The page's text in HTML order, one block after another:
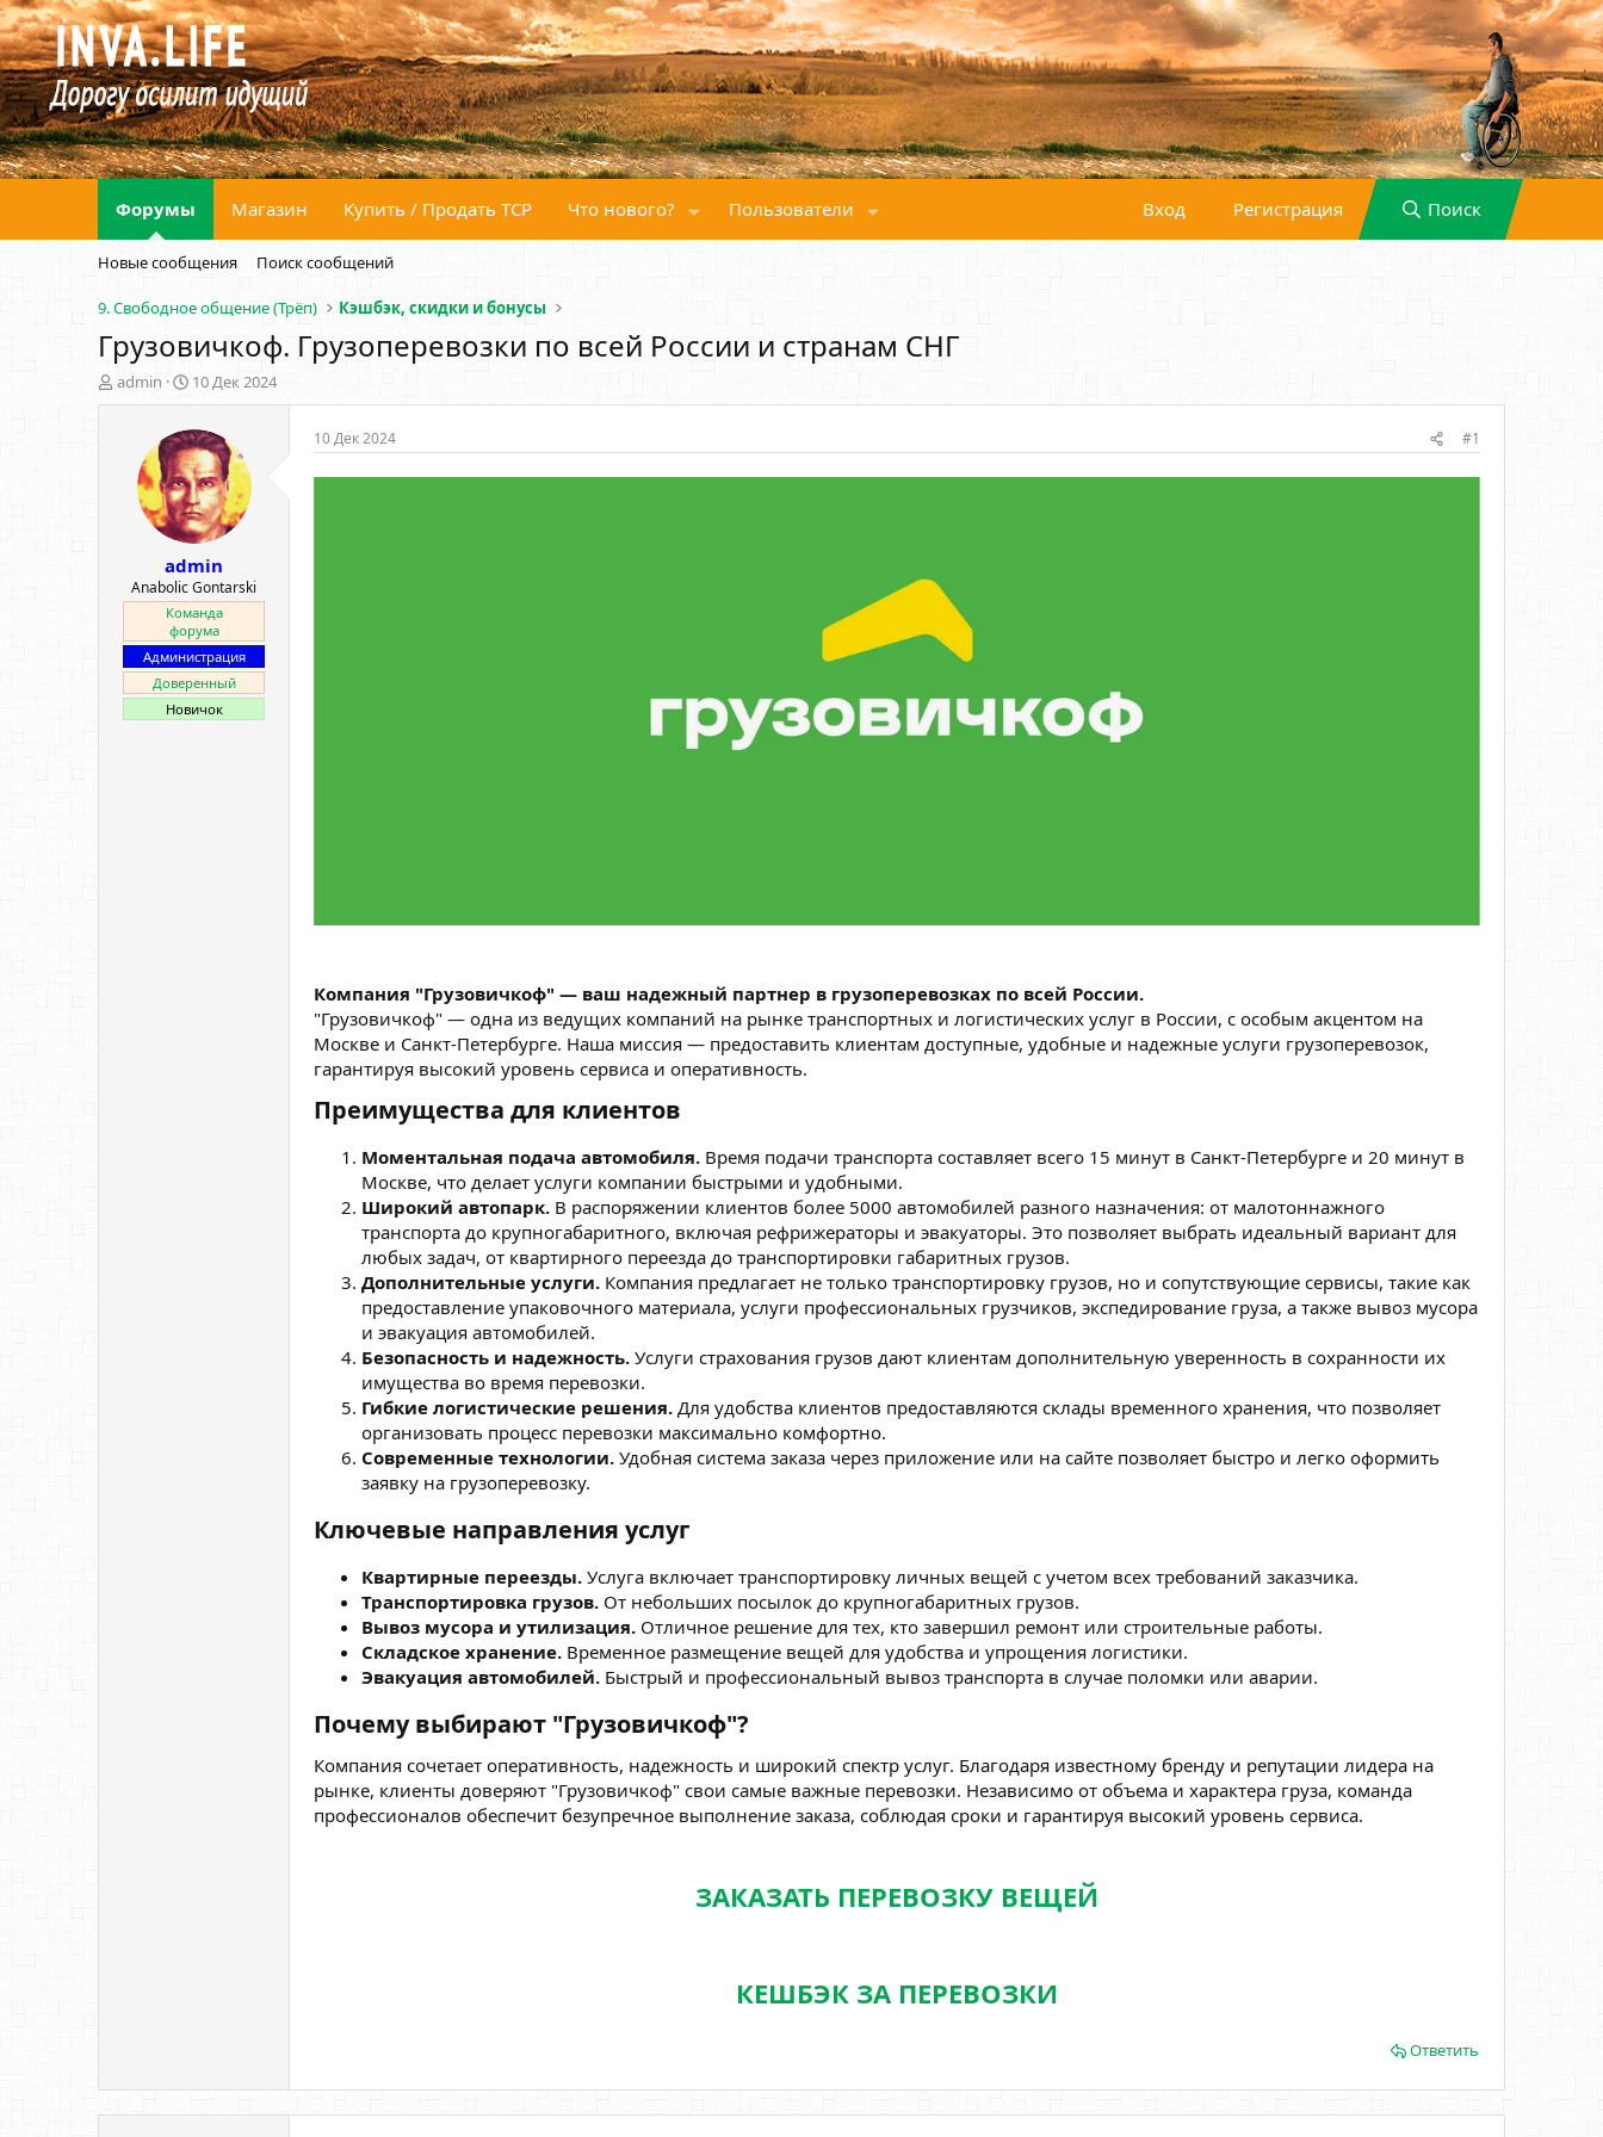
Форумы Магазин Купить / Продать ТСР Что нового? Пользователи Вход Регистрация Поиск
Новые сообщения Поиск сообщений
9. Свободное общение (Трёп) Кэшбэк, скидки и бонусы
Грузовичкоф. Грузоперевозки по всей России и странам СНГ
А
в
admin
Д
а
а
н
а
ч
а
а
10 Дек 2024
admin
Anabolic Gontarski
Команда
форума
Администрация
Доверенный
Новичок
10 Дек 2024 #1
Компания "Грузовичкоф" — ваш надежный партнер в грузоперевозках по всей России.
"Грузовичкоф" — одна из ведущих компаний на рынке транспортных и логистических услуг в России, с особым акцентом на
Москве и Санкт-Петербурге. Наша миссия — предоставить клиентам доступные, удобные и надежные услуги грузоперевозок,
гарантируя высокий уровень сервиса и оперативность.
Преимущества для клиентов
Моментальная подача автомобиля. Время подачи транспорта составляет всего 15 минут в Санкт-Петербурге и 20 минут в
Москве, что делает услуги компании быстрыми и удобными.
Широкий автопарк. В распоряжении клиентов более 5000 автомобилей разного назначения: от малотоннажного
транспорта до крупногабаритного, включая рефрижераторы и эвакуаторы. Это позволяет выбрать идеальный вариант для
любых задач, от квартирного переезда до транспортировки габаритных грузов.
Дополнительные услуги. Компания предлагает не только транспортировку грузов, но и сопутствующие сервисы, такие как
предоставление упаковочного материала, услуги профессиональных грузчиков, экспедирование груза, а также вывоз мусора
и эвакуация автомобилей.
Безопасность и надежность. Услуги страхования грузов дают клиентам дополнительную уверенность в сохранности их
имущества во время перевозки.
Гибкие логистические решения. Для удобства клиентов предоставляются склады временного хранения, что позволяет
организовать процесс перевозки максимально комфортно.
Современные технологии. Удобная система заказа через приложение или на сайте позволяет быстро и легко оформить
заявку на грузоперевозку.
Ключевые направления услуг
Квартирные переезды. Услуга включает транспортировку личных вещей с учетом всех требований заказчика.
Транспортировка грузов. От небольших посылок до крупногабаритных грузов.
Вывоз мусора и утилизация. Отличное решение для тех, кто завершил ремонт или строительные работы.
Складское хранение. Временное размещение вещей для удобства и упрощения логистики.
Эвакуация автомобилей. Быстрый и профессиональный вывоз транспорта в случае поломки или аварии.
Почему выбирают "Грузовичкоф"?
Компания сочетает оперативность, надежность и широкий спектр услуг. Благодаря известному бренду и репутации лидера на
рынке, клиенты доверяют "Грузовичкоф" свои самые важные перевозки. Независимо от объема и характера груза, команда
профессионалов обеспечит безупречное выполнение заказа, соблюдая сроки и гарантируя высокий уровень сервиса.
ЗАКАЗАТЬ ПЕРЕВОЗКУ ВЕЩЕЙ
КЕШБЭК ЗА ПЕРЕВОЗКИ
Ответить